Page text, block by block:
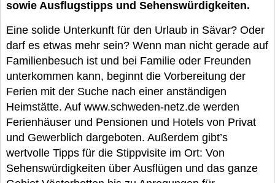
sowie Ausflugstipps und Sehenswürdigkeiten.
Eine solide Unterkunft für den Urlaub in Sävar? Oder
darf es etwas mehr sein? Wenn man nicht gerade auf
Familienbesuch ist und bei Familie oder Freunden
unterkommen kann, beginnt die Vorbereitung der
Ferien mit der Suche nach einer anständigen
Heimstätte. Auf www.schweden-netz.de werden
Ferienhäuser und Pensionen und Hotels von Privat
und Gewerblich dargeboten. Außerdem gibt’s
wertvolle Tipps für die Stippvisite im Ort: Von
Sehenswürdigkeiten über Ausflügen und das ganze